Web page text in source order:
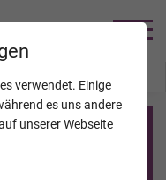
verwendet. Einige
es uns andere
unserer Webseite
VERSTORBENE